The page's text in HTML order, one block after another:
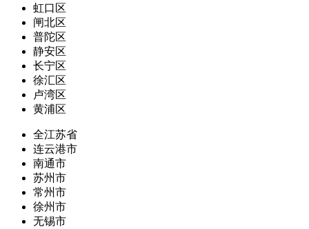
虹口区
闸北区
普陀区
静安区
长宁区
徐汇区
卢湾区
黄浦区
全江苏省
连云港市
南通市
苏州市
常州市
徐州市
无锡市